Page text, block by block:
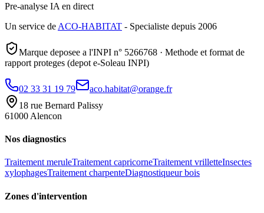
Pre-analyse IA en direct
Un service de ACO-HABITAT - Specialiste depuis 2006
Marque deposee a l'INPI n° 5266768 · Methode et format de
rapport proteges (depot e-Soleau INPI)
02 33 31 19 79
aco.habitat@orange.fr
18 rue Bernard Palissy
61000 Alencon
Nos diagnostics
Traitement meruleTraitement capricorneTraitement vrilletteInsectes
xylophagesTraitement charpenteDiagnostiqueur bois
Zones d'intervention